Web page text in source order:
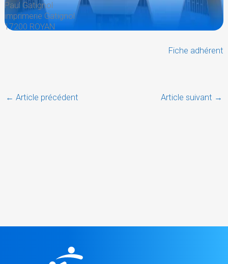
Paul Gatignol
imprimerie Gatignol
17200 ROYAN
Fiche adhérent
← Article précédent Article suivant →